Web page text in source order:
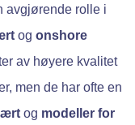
avgjørende rolle i
og onshore
av høyere kvalitet
men de har ofte en
og modeller for